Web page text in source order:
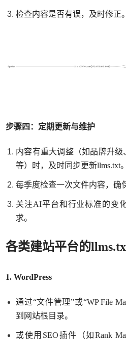
检查内容是否有误，及时修正。
步骤四：定期更新与维护
内容有重大调整（如品牌升
等）时，及时同步更新llms.txt。
每季度检查一次文件内容，确
关注AI平台和行业标准的变
求。
各类建站平台的
1. WordPress
通过“文件管理”或“WP File
到网站根目录。
或使用 SEO插件（如Rank